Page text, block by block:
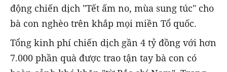
động chiến dịch "Tết ấm no, mùa sung túc" cho
bà con nghèo trên khắp mọi miền Tổ quốc.
Tổng kinh phí chiến dịch gần 4 tỷ đồng với hơn
7.000 phần quà được trao tận tay bà con có